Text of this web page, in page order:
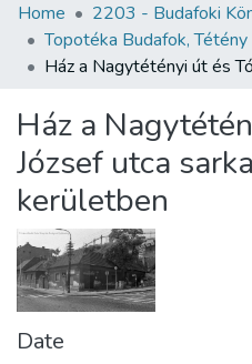
Communities & Collections
All of DSpace
About us
Home
2203 - Budafoki
Topotéka Budafok, Tétény
Ház a
József utca
kerületben
Date